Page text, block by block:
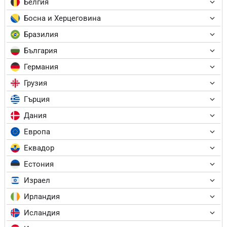
Босна и Херцеговина
Бразилия
България
Германия
Грузия
Гърция
Дания
Европа
Еквадор
Естония
Израел
Ирландия
Исландия